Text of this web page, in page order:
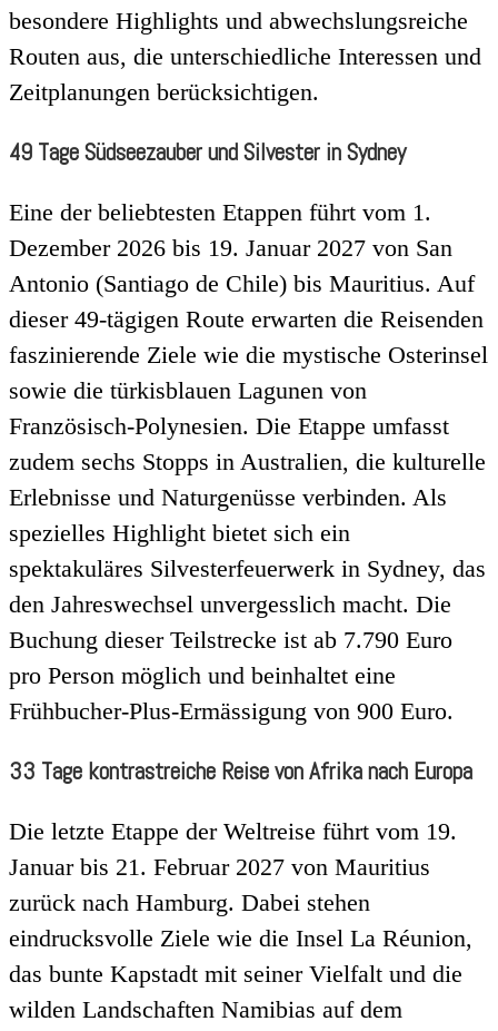
besondere Highlights und abwechslungsreiche
Routen aus, die unterschiedliche Interessen und
Zeitplanungen berücksichtigen.
49 Tage Südseezauber und Silvester in Sydney
Eine der beliebtesten Etappen führt vom 1.
Dezember 2026 bis 19. Januar 2027 von San
Antonio (Santiago de Chile) bis Mauritius. Auf
dieser 49-tägigen Route erwarten die Reisenden
faszinierende Ziele wie die mystische Osterinsel
sowie die türkisblauen Lagunen von
Französisch-Polynesien. Die Etappe umfasst
zudem sechs Stopps in Australien, die kulturelle
Erlebnisse und Naturgenüsse verbinden. Als
spezielles Highlight bietet sich ein
spektakuläres Silvesterfeuerwerk in Sydney, das
den Jahreswechsel unvergesslich macht. Die
Buchung dieser Teilstrecke ist ab 7.790 Euro
pro Person möglich und beinhaltet eine
Frühbucher-Plus-Ermässigung von 900 Euro.
33 Tage kontrastreiche Reise von Afrika nach Europa
Die letzte Etappe der Weltreise führt vom 19.
Januar bis 21. Februar 2027 von Mauritius
zurück nach Hamburg. Dabei stehen
eindrucksvolle Ziele wie die Insel La Réunion,
das bunte Kapstadt mit seiner Vielfalt und die
wilden Landschaften Namibias auf dem